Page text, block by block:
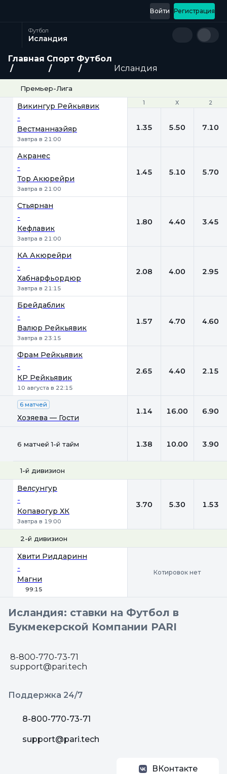
Регистрация
Войти
Футбол
Исландия
Главная Спорт Футбол
Исландия
Премьер-Лига
1 Х 2
Викингур Рейкьявик
-
Вестманнаэйяр
Завтра в 21:00
1 Х 2
1.35 5.50 7.10
Акранес
-
Тор Акюрейри
Завтра в 21:00
1.45 5.10 5.70
Стьярнан
-
Кефлавик
Завтра в 21:00
1.80 4.40 3.45
КА Акюрейри
-
Хабнарфьордюр
Завтра в 21:15
2.08 4.00 2.95
Брейдаблик
-
Валюр Рейкьявик
Завтра в 23:15
1.57 4.70 4.60
Фрам Рейкьявик
-
КР Рейкьявик
10 августа в 22:15
2.65 4.40 2.15
6 матчей
Хозяева — Гости
1.14 16.00 6.90
6 матчей 1-й тайм 1.38 10.00 3.90
1-й дивизион
Велсунгур
-
Копавогур ХК
Завтра в 19:00
3.70 5.30 1.53
2-й дивизион
Хвити Риддаринн
-
Магни
99:15
Котировок нет
Исландия: ставки на Футбол в
Букмекерской Компании PARI
8-800-770-73-71
support@pari.tech
Поддержка 24/7
8-800-770-73-71
support@pari.tech
ВКонтакте